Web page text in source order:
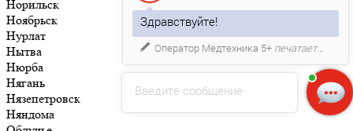
Норильск
Ноябрьск
Нурлат
Нытва
Нюрба
Нягань
Нязепетровск
Няндома
Введите сообщение
Здравствуйте!
Оператор Медтехника 5+ печатает...